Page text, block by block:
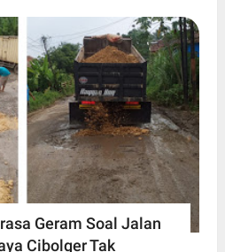
Geram Soal Jalan
Cibolger Tak